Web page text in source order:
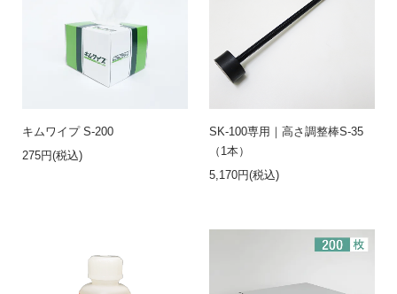
キムワイプ S-200
275円(税込)
SK-100専用｜高さ調整棒S-35
（1本）
5,170円(税込)